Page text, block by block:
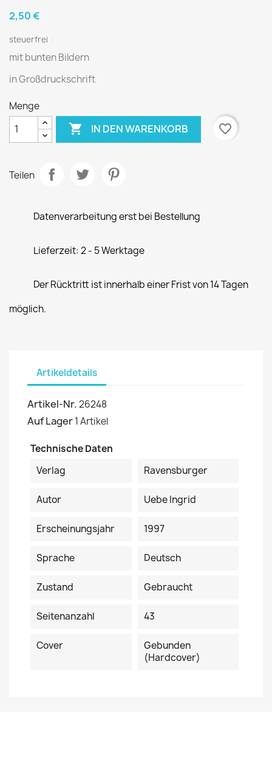
2,50 €
steuerfrei
mit bunten Bildern
in Großdruckschrift
Menge
 IN DEN WARENKORB favorite_border
Teilen
Datenverarbeitung erst bei Bestellung
Lieferzeit: 2 - 5 Werktage
Der Rücktritt ist innerhalb einer Frist von 14 Tagen
möglich.
Artikeldetails
Artikel-Nr. 26248
Auf Lager1 Artikel
Technische Daten
Verlag
Ravensburger
Autor Uebe Ingrid
Erscheinungsjahr 1997
Sprache Deutsch
Zustand Gebraucht
Seitenanzahl 43
Cover
Gebunden
(Hardcover)